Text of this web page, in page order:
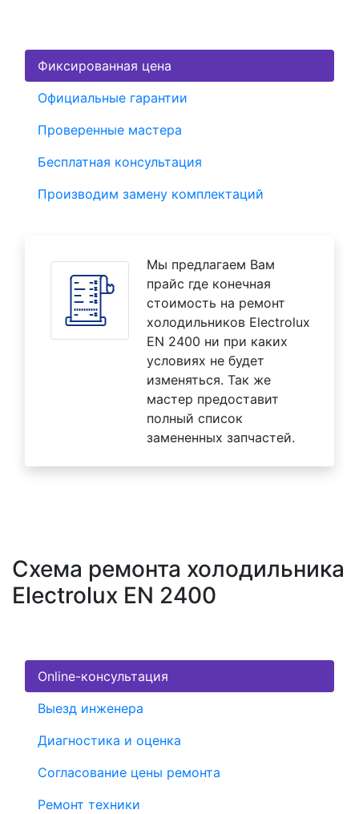
Фиксированная цена
Официальные гарантии
Проверенные мастера
Бесплатная консультация
Производим замену комплектаций
Мы предлагаем Вам
прайс где конечная
стоимость на ремонт
холодильников Electrolux
EN 2400 ни при каких
условиях не будет
изменяться. Так же
мастер предоставит
полный список
замененных запчастей.
Схема ремонта холодильника
Electrolux EN 2400
Online-консультация
Выезд инженера
Диагностика и оценка
Согласование цены ремонта
Ремонт техники